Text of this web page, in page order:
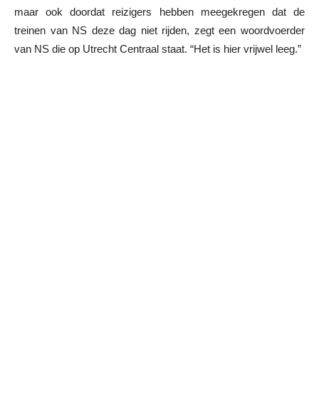
maar ook doordat reizigers hebben meegekregen dat de
treinen van NS deze dag niet rijden, zegt een woordvoerder
van NS die op Utrecht Centraal staat. “Het is hier vrijwel leeg.”